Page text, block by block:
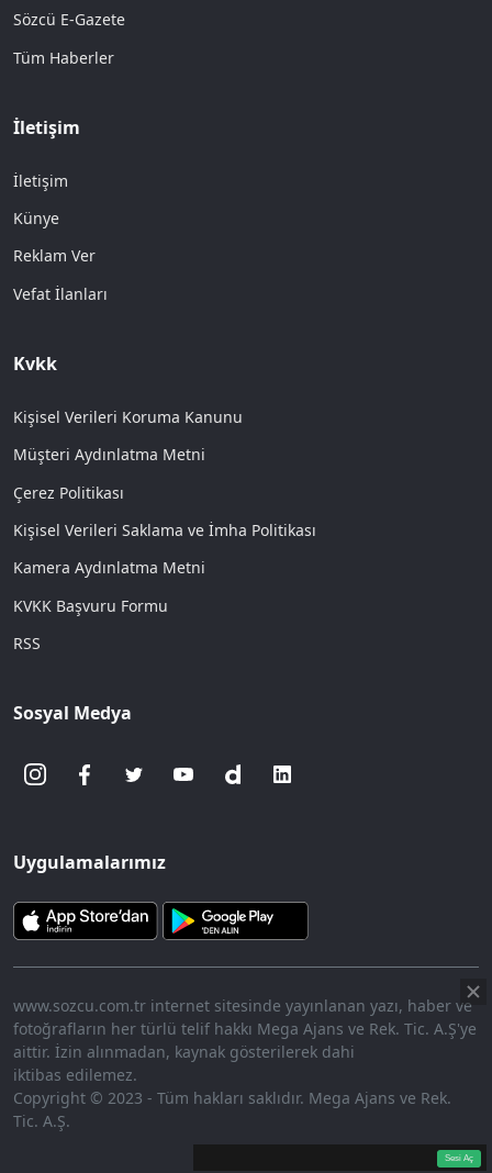
Aç
9.85%
Sesi Aç
Sözcü E-Gazete
Tüm Haberler
İletişim
İletişim
Künye
Reklam Ver
Vefat İlanları
Kvkk
Kişisel Verileri Koruma Kanunu
Müşteri Aydınlatma Metni
Çerez Politikası
Kişisel Verileri Saklama ve İmha Politikası
Kamera Aydınlatma Metni
KVKK Başvuru Formu
RSS
Sosyal Medya
Uygulamalarımız
www.sozcu.com.tr internet sitesinde yayınlanan yazı, haber ve
fotoğrafların her türlü telif hakkı Mega Ajans ve Rek. Tic. A.Ş'ye
aittir. İzin alınmadan, kaynak gösterilerek dahi
iktibas edilemez.
Copyright © 2023 - Tüm hakları saklıdır. Mega Ajans ve Rek.
Tic. A.Ş.